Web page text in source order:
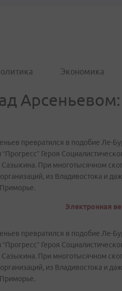
Экономика
Арсеньевом:
превратился в подобие Ле-
Героя
При многотысячном
из Владивостока и
Электронная
превратился в подобие Ле-
Героя
При многотысячном
из Владивостока и